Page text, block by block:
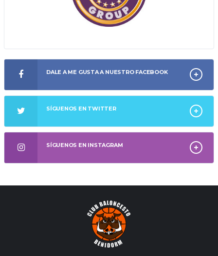
DALE A ME GUSTA A NUESTRO FACEBOOK
SÍGUENOS EN TWITTER
SÍGUENOS EN INSTAGRAM